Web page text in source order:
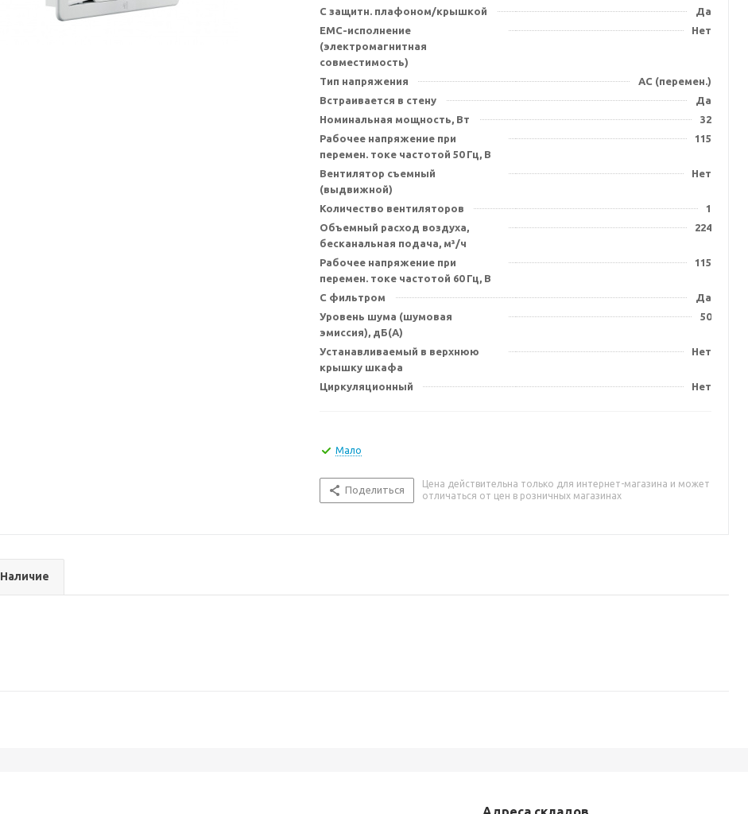
С защитн. плафоном/крышкой
Да
EMC-исполнение
(электромагнитная
совместимость)
Нет
Тип напряжения
AC (перемен.)
Встраивается в стену
Да
Номинальная мощность, Вт
32
Рабочее напряжение при
перемен. токе частотой 50 Гц, В
115
Вентилятор съемный
(выдвижной)
Нет
Количество вентиляторов
1
Объемный расход воздуха,
бесканальная подача, м³/ч
224
Рабочее напряжение при
перемен. токе частотой 60 Гц, В
115
С фильтром
Да
Уровень шума (шумовая
эмиссия), дБ(А)
50
Устанавливаемый в верхнюю
крышку шкафа
Нет
Циркуляционный Нет
Мало
Поделиться
Цена действительна только для интернет-магазина и может
отличаться от цен в розничных магазинах
Наличие